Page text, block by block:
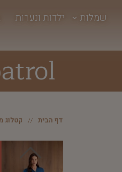
שמלות ילדות ונערות
דף הבית קטלוג